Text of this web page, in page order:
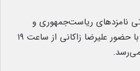
نامزدهای ریاست‌جمهوری و
میزگردهای زنده، میزگرد فرهنگی با حضور علیرضا زاکانی از ساعت ۱۹